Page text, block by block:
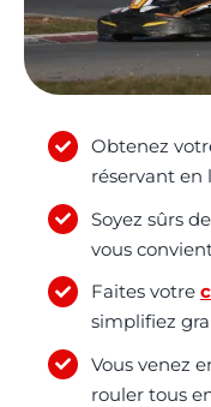
24h
Kart Fun
Billetterie
Contact
Compte
Langues
Obtenez
réservant en
Soyez sûrs
vous
Faites votre
simplifiez
Vous venez
rouler tous